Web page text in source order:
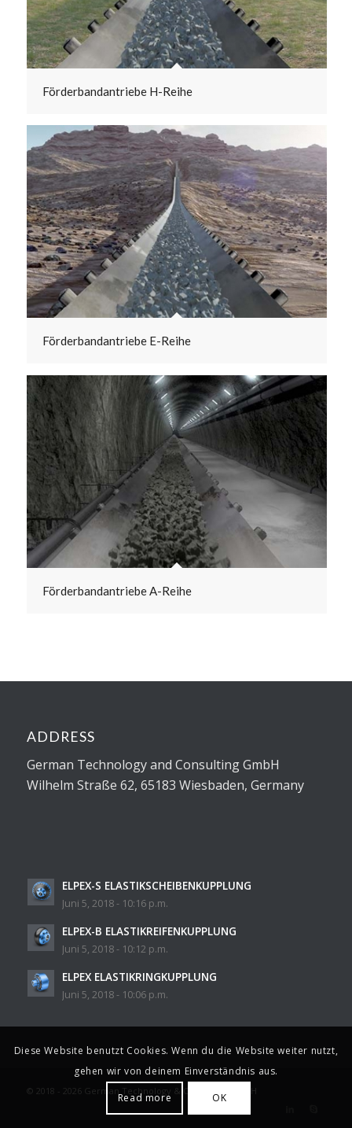
Förderbandantriebe H-Reihe
Förderbandantriebe E-Reihe
Förderbandantriebe A-Reihe
ADDRESS
German Technology and Consulting GmbH
Wilhelm Straße 62, 65183 Wiesbaden, Germany
ELPEX-S ELASTIKSCHEIBENKUPPLUNG
Juni 5, 2018 - 10:16 p.m.
ELPEX-B ELASTIKREIFENKUPPLUNG
Juni 5, 2018 - 10:12 p.m.
ELPEX ELASTIKRINGKUPPLUNG
Juni 5, 2018 - 10:06 p.m.
© 2018 - 2026 German Technology & Consulting GmbH
Diese Website benutzt Cookies. Wenn du die Website weiter nutzt,
gehen wir von deinem Einverständnis aus.
Read more OK